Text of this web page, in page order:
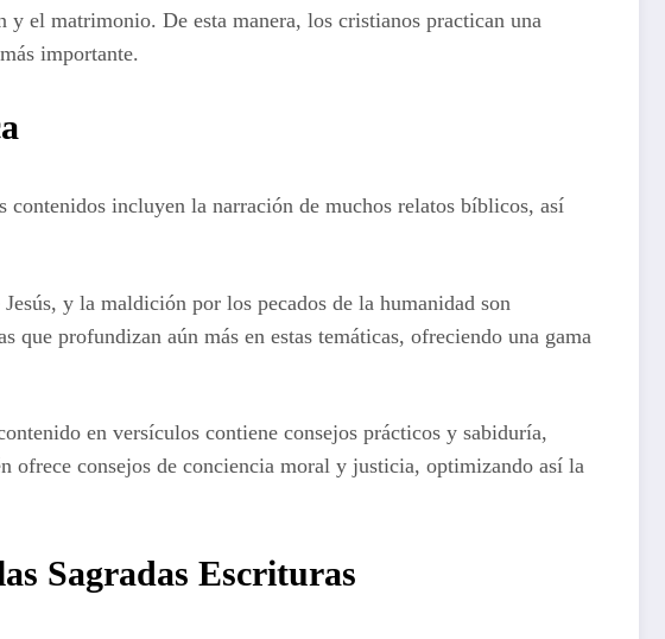
el matrimonio. De esta manera, los cristianos practican una
importante.
incluyen la narración de muchos relatos bíblicos, así
y la maldición por los pecados de la humanidad son
profundizan aún más en estas temáticas, ofreciendo una gama
en versículos contiene consejos prácticos y sabiduría,
ofrece consejos de conciencia moral y justicia, optimizando así la
Sagradas Escrituras